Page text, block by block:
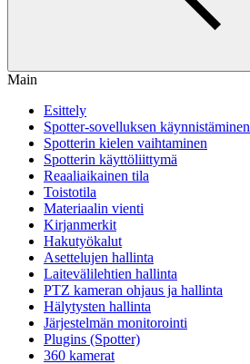
Main
Esittely
Spotter-sovelluksen käynnistäminen
Spotterin kielen vaihtaminen
Spotterin käyttöliittymä
Reaaliaikainen tila
Toistotila
Materiaalin vienti
Kirjanmerkit
Hakutyökalut
Asettelujen hallinta
Laitevälilehtien hallinta
PTZ kameran ohjaus ja hallinta
Hälytysten hallinta
Järjestelmän monitorointi
Plugins (Spotter)
360 kamerat